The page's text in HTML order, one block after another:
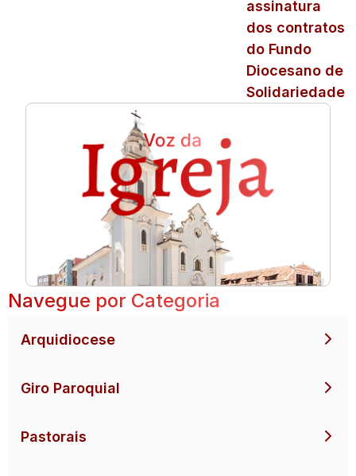
assinatura
dos contratos
do Fundo
Diocesano de
Solidariedade
Navegue por Categoria
Arquidiocese
Giro Paroquial
Pastorais